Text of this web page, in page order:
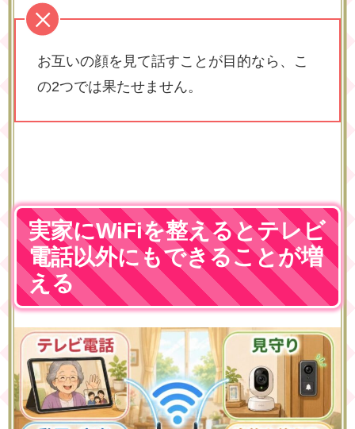
お互いの顔を見て話すことが目的なら、こ
の2つでは果たせません。
実家にWiFiを整えるとテレビ
電話以外にもできることが増
える